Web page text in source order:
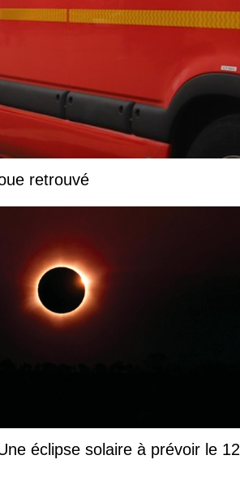
retrouvé
éclipse solaire à prévoir le 12